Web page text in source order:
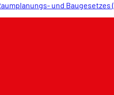
und Baugesetzes